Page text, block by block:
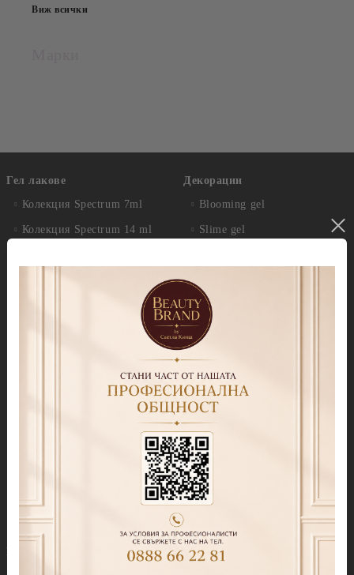
Виж всички
Гел лакове
Колекция Spectrum 7ml
Колекция Spectrum 14 ml
Колекция Moulin Rouge
Колекция Mocha Mousse
Колекция Lipstick
Колекция Cat Eye Galaxy
Колекция Touch
Колекция Party
Бази
Декорации
Blooming gel
Slime gel
paint
Брокати, Фолиа и др.
Акварелни капки
Препарати
Дезинфектанти и
консумативи
Обезмаслители
За сваляне на гел лак/
лепкав слой
Праймери
Други течности
Грижа за нокти и кожа